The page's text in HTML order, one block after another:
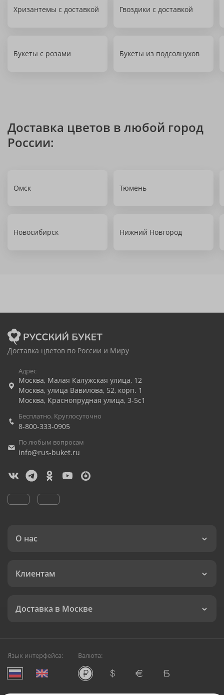
Хризантемы с доставкой Гвоздики с доставкой
Букеты с розами Букеты из подсолнухов
Доставка цветов в любой город
России:
Омск Тюмень
Новосибирск Нижний Новгород
Доставка цветов по России и Миру
Адрес
Москва, Малая Калужская улица, 12
Москва, улица Вавилова, 52, корп. 1
Москва, Краснопрудная улица, 3-5с1
Бесплатно. Круглосуточно
8-800-333-0905
По любым вопросам
info@rus-buket.ru
О нас
Клиентам
Доставка в Москве
Язык интерфейса: Валюта: